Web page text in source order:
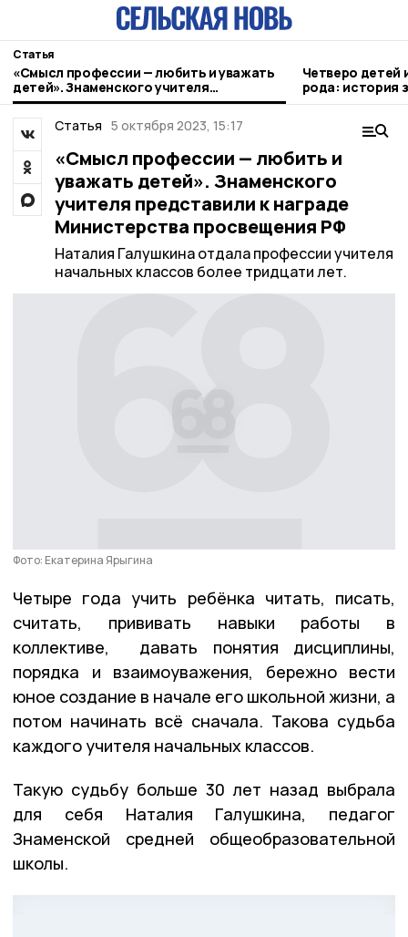
Статья
«Смысл профессии — любить и уважать
детей». Знаменского учителя
представили к награде Министерства
Четверо детей
рода: история
Статья 5 октября 2023, 15:17
«Смысл профессии — любить и
уважать детей». Знаменского
учителя представили к награде
Министерства просвещения РФ
Наталия Галушкина отдала профессии учителя
начальных классов более тридцати лет.
Фото: Екатерина Ярыгина
Четыре года учить ребёнка читать, писать,
считать, прививать навыки работы в
коллективе, давать понятия дисциплины,
порядка и взаимоуважения, бережно вести
юное создание в начале его школьной жизни, а
потом начинать всё сначала. Такова судьба
каждого учителя начальных классов.
Такую судьбу больше 30 лет назад выбрала
для себя Наталия Галушкина, педагог
Знаменской средней общеобразовательной
школы.